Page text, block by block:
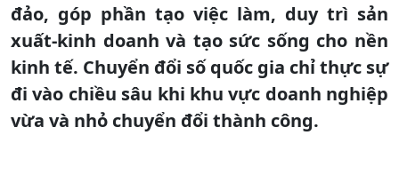
đảo, góp phần tạo việc làm, duy trì sản
xuất-kinh doanh và tạo sức sống cho nền
kinh tế. Chuyển đổi số quốc gia chỉ thực sự
đi vào chiều sâu khi khu vực doanh nghiệp
vừa và nhỏ chuyển đổi thành công.